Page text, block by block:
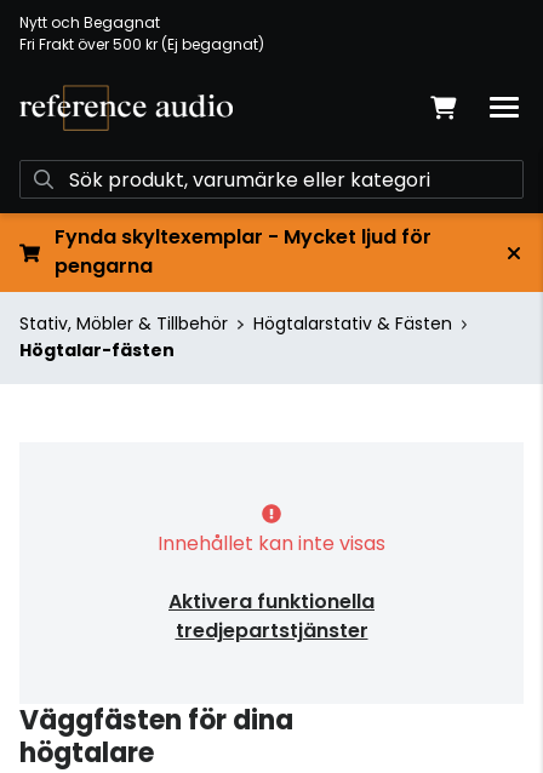
Nytt och Begagnat
Fri Frakt över 500 kr (Ej begagnat)
Fynda skyltexemplar - Mycket ljud för
pengarna
Stativ, Möbler & Tillbehör
Högtalarstativ & Fästen
Högtalar-fästen
Innehållet kan inte visas
Aktivera funktionella
tredjepartstjänster
Väggfästen för dina
högtalare